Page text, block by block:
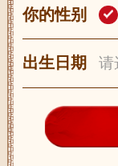
你的性别
出生日期